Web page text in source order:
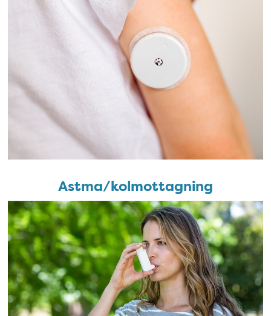
Astma/kolmottagning
Astma/kolmottagning